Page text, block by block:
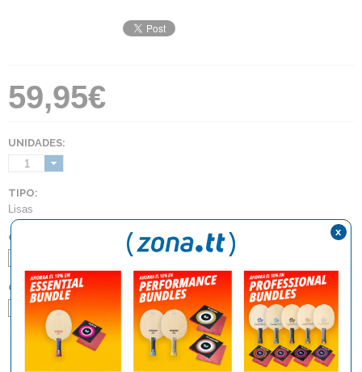
59,95€
UNIDADES:
1
TIPO:
Lisas
COLOR:
GROSOR:
2.1
AÑADIR AL CARRITO
x